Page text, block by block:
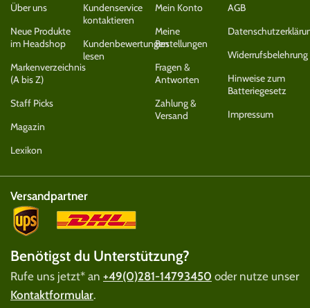
Über uns
Neue Produkte
im Headshop
Markenverzeichnis
(A bis Z)
Staff Picks
Magazin
Lexikon
Kundenservice
kontaktieren
Kundenbewertungen
lesen
Mein Konto
Meine
Bestellungen
Fragen &
Antworten
Zahlung &
Versand
AGB
Widerrufsbelehrung
Hinweise zum
Batteriegesetz
Impressum
Versandpartner
Benötigst du Unterstützung?
Rufe uns jetzt* an +49(0)281-14793450 oder nutze unser
Kontaktformular.